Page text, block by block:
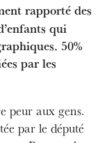
rapporté des
qui
50%
par les
peur aux gens.
par le député